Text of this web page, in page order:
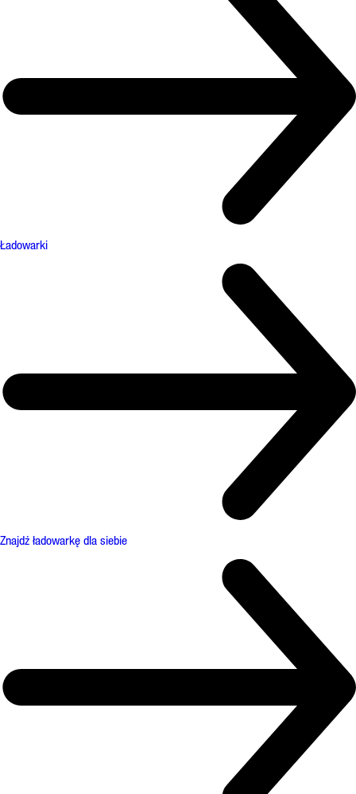
Ładowarki
Znajdź ładowarkę dla siebie